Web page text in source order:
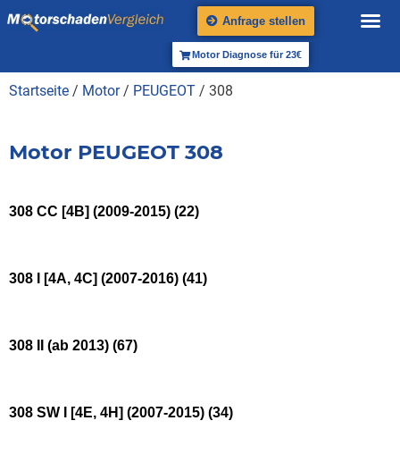
Anfrage stellen
Motor Diagnose für 23€
Startseite / Motor/ PEUGEOT / 308
Motor PEUGEOT 308
308 CC [4B] (2009-2015) (22)
308 I [4A, 4C] (2007-2016) (41)
308 II (ab 2013) (67)
308 SW I [4E, 4H] (2007-2015) (34)